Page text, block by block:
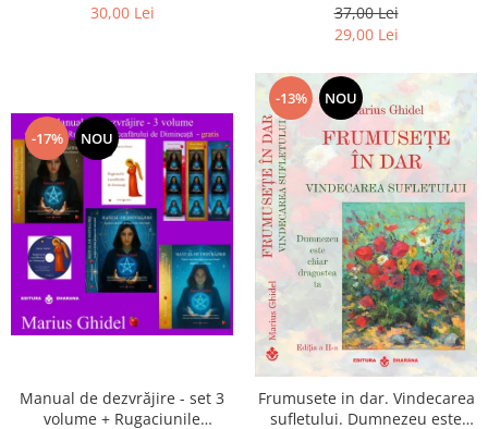
30,00 Lei
37,00 Lei
29,00 Lei
-17% NOU
Manual de dezvrăjire - set 3
volume + Rugaciunile
-13% NOU
Frumusete in dar. Vindecarea
sufletului. Dumnezeu este